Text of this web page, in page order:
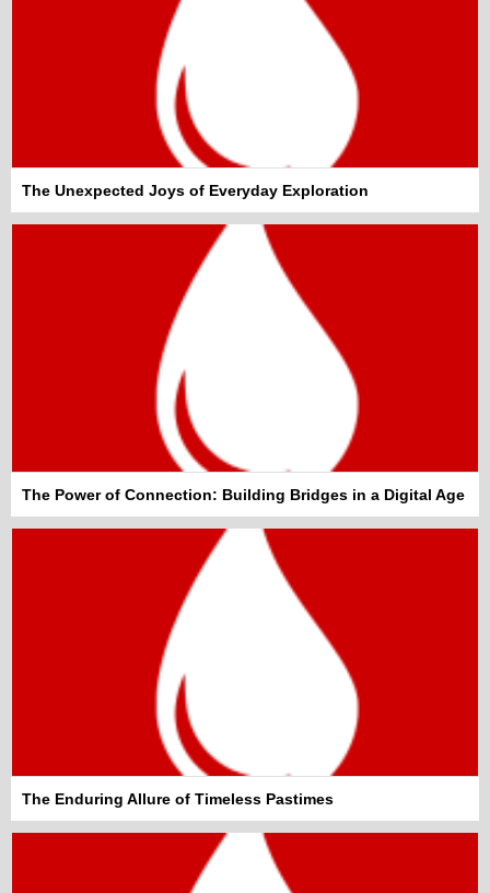
The Unexpected Joys of Everyday Exploration
The Power of Connection: Building Bridges in a Digital Age
The Enduring Allure of Timeless Pastimes